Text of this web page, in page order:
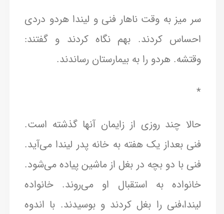
سر میز به وقت ناهار فنی و لیندا هردو دردی
احساس کردند. بهم نگاه کردند و گفتند:
وقتشه. هردو را به بیمارستان رساندند.
*
حالا چند روزی از زایمان آنها گذشته است.
فنی بعداز یک هفته به خانه پدر لیندا می‌آید.
فنی با دو بچه در بغل از ماشین پیاده می‌شود.
خانواده به استقبال او می‌روند. خانواده
لیندا،فنی را بغل کردند و بوسیدند. با اندوه